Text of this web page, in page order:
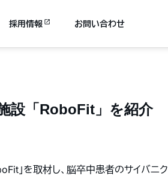
採用情報 お問い合わせ
設「RoboFit」を紹介
」を取材し、脳卒中患者のサイバニク